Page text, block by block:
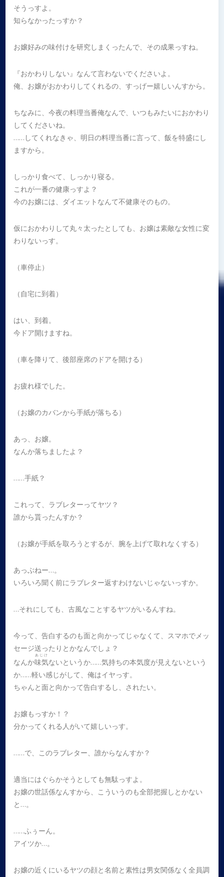
そうっすよ。
知らなかったっすか？
お嬢好みの味付けを研究しまくったんで、その成果っすね。
『おかわりしない』なんて言わないでくださいよ。
俺、お嬢がおかわりしてくれるの、すっげー嬉しいんすから。
ちなみに、今夜の料理当番俺なんで、いつもみたいにおかわり
してくださいね。
……してくれなきゃ、明日の料理当番に言って、飯を特盛にし
ますから。
しっかり食べて、しっかり寝る。
これが一番の健康っすよ？
今のお嬢には、ダイエットなんて不健康そのもの。
仮におかわりして丸々太ったとしても、お嬢は素敵な女性に変
わりないっす。
（車停止）
（自宅に到着）
はい、到着。
今ドア開けますね。
（車を降りて、後部座席のドアを開ける）
お疲れ様でした。
（お嬢のカバンから手紙が落ちる）
あっ、お嬢。
なんか落ちましたよ？
……手紙？
これって、ラブレターってヤツ？
誰から貰ったんすか？
（お嬢が手紙を取ろうとするが、腕を上げて取れなくする）
あっぶねー…。
いろいろ聞く前にラブレター返すわけないじゃないっすか。
…それにしても、古風なことするヤツがいるんすね。
今って、告白するのも面と向かってじゃなくて、スマホでメッ
セージ送ったりとかなんでしょ？
なんか味気
あじけ
ないというか……気持ちの本気度が見えないという
か……軽い感じがして、俺はイヤっす。
ちゃんと面と向かって告白するし、されたい。
お嬢もっすか！？
分かってくれる人がいて嬉しいっす。
……で、このラブレター、誰からなんすか？
適当にはぐらかそうとしても無駄っすよ。
お嬢の世話係なんすから、こういうのも全部把握しとかない
と…。
……ふぅーん。
アイツか…。
お嬢の近くにいるヤツの顔と名前と素性は男女関係なく全員調